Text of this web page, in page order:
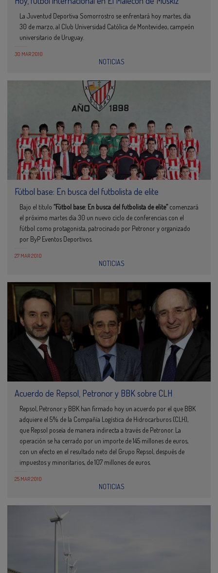
La Juventud Deportiva Somorrostro se enfrentará hoy martes, día
30 de marzo, al Club Universidad Católica de Montevideo, campeón
universitario de Uruguay.
30 MAR 2010
NOTICIAS
Fútbol base: En busca del futbolista de elite
Bajo el título “Fútbol base: En busca del futbolista de elite”comenzará
el próximo martes día 30 un nuevo ciclo de conferencias con el
fútbol como protagonista, patrocinado por Petronor y organizado
por ByP Eventos Deportivos.
27 MAR 2010
NOTICIAS
Acuerdo de Repsol, Petronor y BBK sobre CLH
Repsol, Petronor y BBK han firmado hoy un acuerdo por el que BBK
adquiere el 5% de la Compañía Logística de Hidrocarburos (CLH),
que Repsol poseía de manera indirecta a través de Petronor. La
operación se ha cerrado por un importe de 145 millones de euros,
con un efecto en el resultado neto del Grupo Repsol, después de
impuestos y minoritarios, de 107 millones de euros.
25 MAR 2010
NOTICIAS